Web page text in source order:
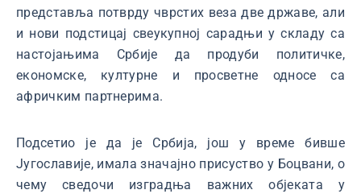
представља потврду чврстих веза две државе, али
и нови подстицај свеукупној сарадњи у складу са
настојањима Србије да продуби политичке,
економске, културне и просветне односе са
афричким партнерима.
Подсетио је да је Србија, још у време бивше
Југославије, имала значајно присуство у Боцвани, о
чему сведочи изградња важних објеката у